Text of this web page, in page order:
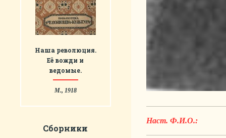
Наша революция.
Eё вожди и
ведомые.
М., 1918
Сборники
Наст. Ф.И.О.: